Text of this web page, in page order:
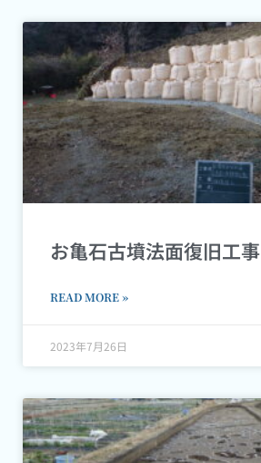
お亀石古墳法面復旧工事
READ MORE »
2023年7月26日